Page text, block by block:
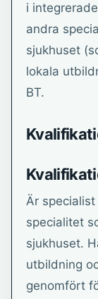
i
andra
sjukhuset
lokala
BT.
Är
specialitet
sjukhuset.
utbildning
genomfört